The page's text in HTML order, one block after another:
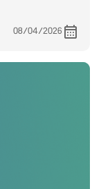
08/04/2026